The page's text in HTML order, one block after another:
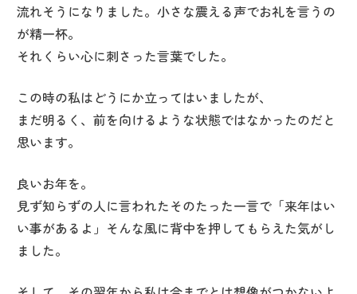
流れそうになりました。小さな震える声でお礼を言うの
が精一杯。
それくらい心に刺さった言葉でした。
この時の私はどうにか立ってはいましたが、
まだ明るく、前を向けるような状態ではなかったのだと
思います。
良いお年を。
見ず知らずの人に言われたそのたった一言で「来年はい
い事があるよ」そんな風に背中を押してもらえた気がし
ました。